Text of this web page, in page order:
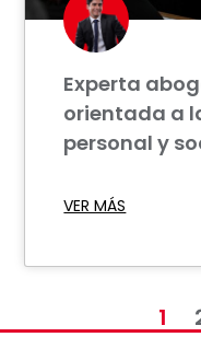
Experta
orientada a
personal y
VER MÁS
1